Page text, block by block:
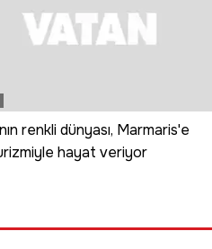
renkli dünyası, Marmaris'e
hayat veriyor